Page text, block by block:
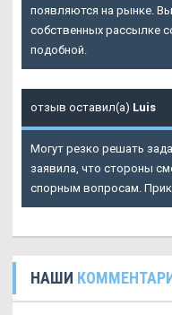
появляются на рынке.
собственных рассылке
подобной.
отзыв оставил(а) Luis
Могут резко решать
заявила, что стороны
спорным вопросам.
НАШИ